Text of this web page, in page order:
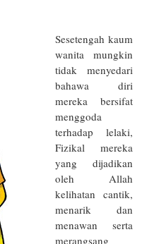
Sesetengah kaum
wanita mungkin
tidak menyedari
bahawa diri
mereka bersifat
menggoda
terhadap lelaki,
Fizikal mereka
yang dijadikan
oleh Allah
kelihatan cantik,
menarik dan
menawan serta
merangsang